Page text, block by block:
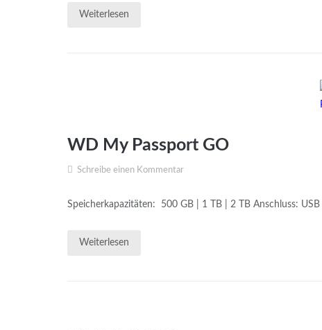
Weiterlesen
WD My Passport GO
Schreibe einen Kommentar
Speicherkapazitäten: 500 GB | 1 TB | 2 TB Anschluss:
Weiterlesen